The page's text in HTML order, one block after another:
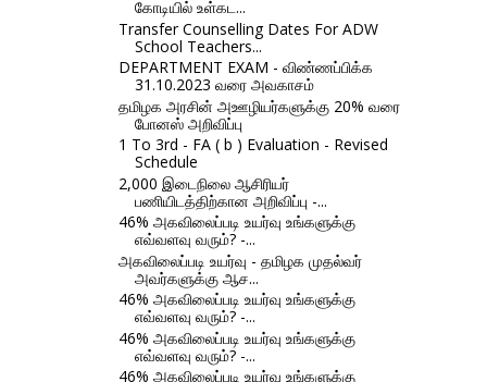
கோடியில் உள்கட...
Transfer Counselling Dates For ADW
School Teachers...
DEPARTMENT EXAM - விண்ணப்பிக்க
31.10.2023 வரை அவகாசம்
தமிழக அரசின் அஊழியர்களுக்கு 20% வரை
போனஸ் அறிவிப்பு
1 To 3rd - FA ( b ) Evaluation - Revised
Schedule
2,000 இடைநிலை ஆசிரியர்
பணியிடத்திற்கான அறிவிப்பு -...
46% அகவிலைப்படி உயர்வு உங்களுக்கு
எவ்வளவு வரும்? -...
அகவிலைப்படி உயர்வு - தமிழக முதல்வர்
அவர்களுக்கு ஆச...
46% அகவிலைப்படி உயர்வு உங்களுக்கு
எவ்வளவு வரும்? -...
46% அகவிலைப்படி உயர்வு உங்களுக்கு
எவ்வளவு வரும்? -...
46% அகவிலைப்படி உயர்வு உங்களுக்கு